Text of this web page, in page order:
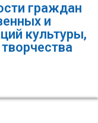
граждан
и
культуры,